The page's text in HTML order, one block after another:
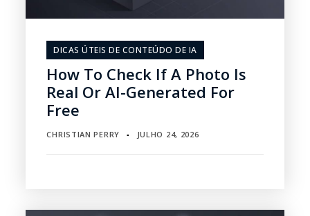
DICAS ÚTEIS DE CONTEÚDO DE IA
How To Check If A Photo Is
Real Or AI-Generated For
Free
CHRISTIAN PERRY ▪ JULHO 24, 2026